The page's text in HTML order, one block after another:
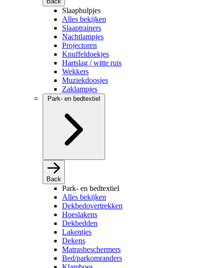
Slaaphulpjes
Alles bekijken
Slaaptrainers
Nachtlampjes
Projectoren
Knuffeldoekjes
Hartslag / witte ruis
Wekkers
Muziekdoosjes
Zaklampjes
Park- en bedtextiel
Back
Park- en bedtextiel
Alles bekijken
Dekbedovertrekken
Hoeslakens
Dekbedden
Lakentjes
Dekens
Matrasbeschermers
Bed/parkomranders